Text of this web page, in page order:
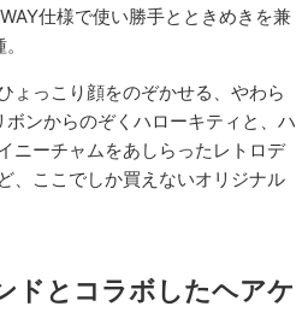
仕様で使い勝手とときめきを兼
ょっこり顔をのぞかせる、やわら
ンからのぞくハローキティと、ハ
ニーチャムをあしらったレトロデ
、ここでしか買えないオリジナル
ドとコラボしたヘアケ